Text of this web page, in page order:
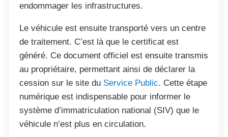
endommager les infrastructures.
Le véhicule est ensuite transporté vers un centre
de traitement. C’est là que le certificat est
généré. Ce document officiel est ensuite transmis
au propriétaire, permettant ainsi de déclarer la
cession sur le site du Service Public. Cette étape
numérique est indispensable pour informer le
système d’immatriculation national (SIV) que le
véhicule n’est plus en circulation.